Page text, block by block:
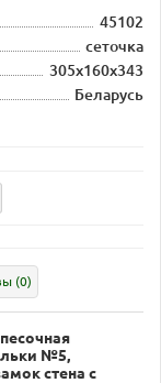
45102
сеточка
305х160х343
Беларусь
(0)
№5,
стена с